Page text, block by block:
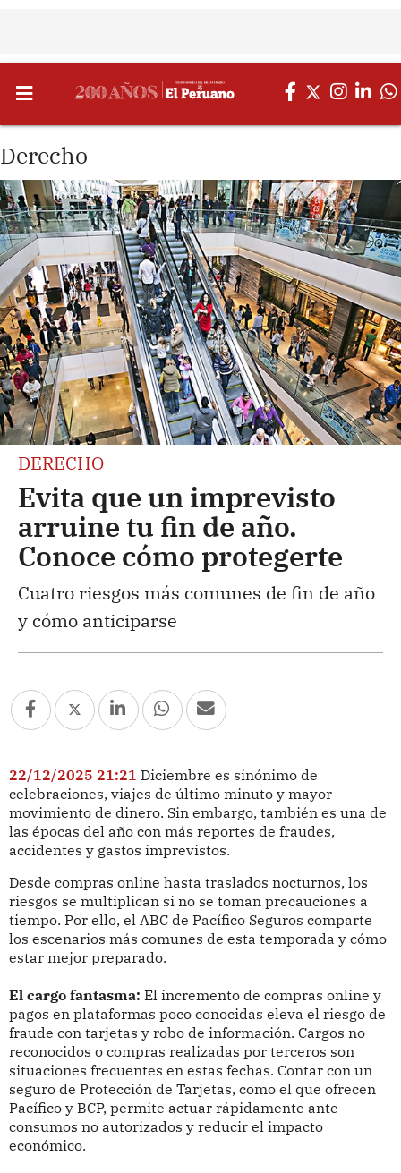
Derecho
DERECHO
Evita que un imprevisto
arruine tu fin de año.
Conoce cómo protegerte
Cuatro riesgos más comunes de fin de año
y cómo anticiparse
22/12/2025 21:21 Diciembre es sinónimo de
celebraciones, viajes de último minuto y mayor
movimiento de dinero. Sin embargo, también es una de
las épocas del año con más reportes de fraudes,
accidentes y gastos imprevistos.
Desde compras online hasta traslados nocturnos, los
riesgos se multiplican si no se toman precauciones a
tiempo. Por ello, el ABC de Pacífico Seguros comparte
los escenarios más comunes de esta temporada y cómo
estar mejor preparado.
El cargo fantasma: El incremento de compras online y
pagos en plataformas poco conocidas eleva el riesgo de
fraude con tarjetas y robo de información. Cargos no
reconocidos o compras realizadas por terceros son
situaciones frecuentes en estas fechas. Contar con un
seguro de Protección de Tarjetas, como el que ofrecen
Pacífico y BCP, permite actuar rápidamente ante
consumos no autorizados y reducir el impacto
económico.